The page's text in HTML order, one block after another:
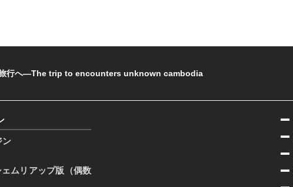
旅行へ―The trip to encounters unknown cambodia
ン
ムリアップ版（偶数